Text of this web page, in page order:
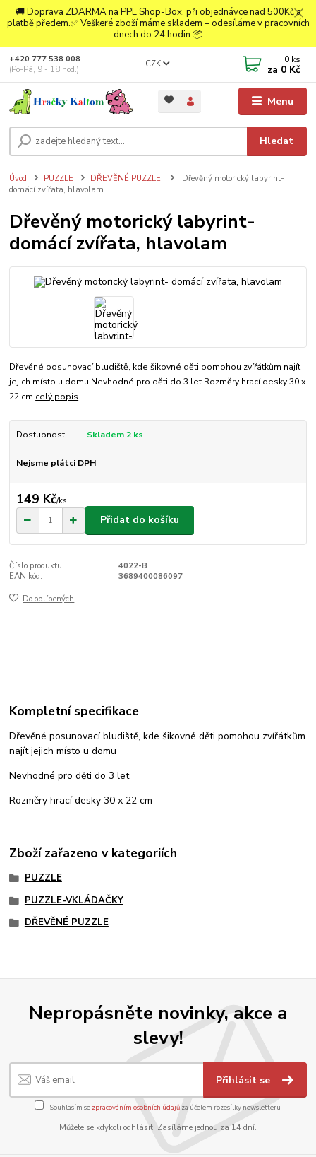
🚚 Doprava ZDARMA na PPL Shop-Box, při objednávce nad 500Kč a
platbě předem.✅ Veškeré zboží máme skladem – odesíláme v pracovních
dnech do 24 hodin.📦
Menu
CZK
Hledat
+420 777 538 008
(Po-Pá, 9 - 18 hod.)
0 ks
za 0 Kč
Úvod PUZZLE DŘEVĚNÉ PUZZLE
Dřevěný motorický labyrint-
domácí zvířata, hlavolam
Dřevěný motorický labyrint-
domácí zvířata, hlavolam
Dřevěné posunovací bludiště, kde šikovné děti pomohou zvířátkům najít
jejich místo u domu Nevhodné pro děti do 3 let Rozměry hrací desky 30 x
22 cm celý popis
Dostupnost Skladem 2 ks
Nejsme plátci DPH
149 Kč/ks
Přidat do košíku
Číslo produktu:
4022-B
EAN kód:
3689400086097
Do oblíbených
Kompletní specifikace
Dřevěné posunovací bludiště, kde šikovné děti pomohou zvířátkům
najít jejich místo u domu
Nevhodné pro děti do 3 let
Rozměry hrací desky 30 x 22 cm
Zboží zařazeno v kategoriích
PUZZLE
PUZZLE-VKLÁDAČKY
DŘEVĚNÉ PUZZLE
Nepropásněte novinky, akce a
slevy!
Přihlásit se
Souhlasím se zpracováním osobních údajůza účelem rozesílky newsletteru.
Můžete se kdykoli odhlásit. Zasíláme jednou za 14 dní.